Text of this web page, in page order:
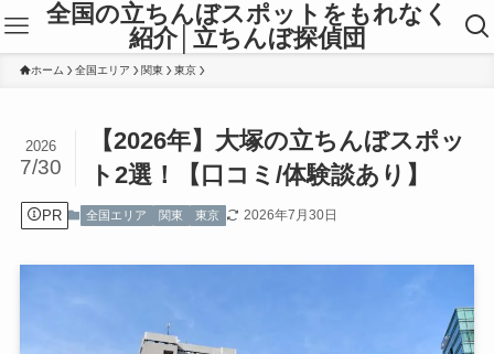
全国の立ちんぼスポットをもれなく
紹介│立ちんぼ探偵団
ホーム 全国エリア 関東 東京
【2026年】大塚の立ちんぼスポッ
ト2選！【口コミ/体験談あり】
2026
7/30
PR 全国エリア 関東 東京 2026年7月30日